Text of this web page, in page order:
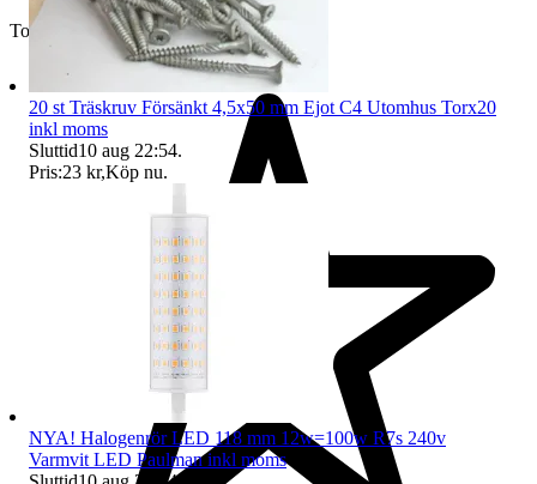
Toppsäljare
20 st Träskruv Försänkt 4,5x50 mm Ejot C4 Utomhus Torx20
inkl moms
Sluttid10 aug 22:54.
Pris:23 kr,Köp nu.
NYA! Halogenrör LED 118 mm 12w=100w R7s 240v
Varmvit LED Paulman inkl moms